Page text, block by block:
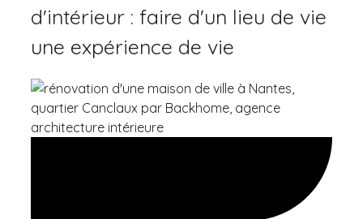
d'intérieur : faire d'un lieu de vie
une expérience de vie